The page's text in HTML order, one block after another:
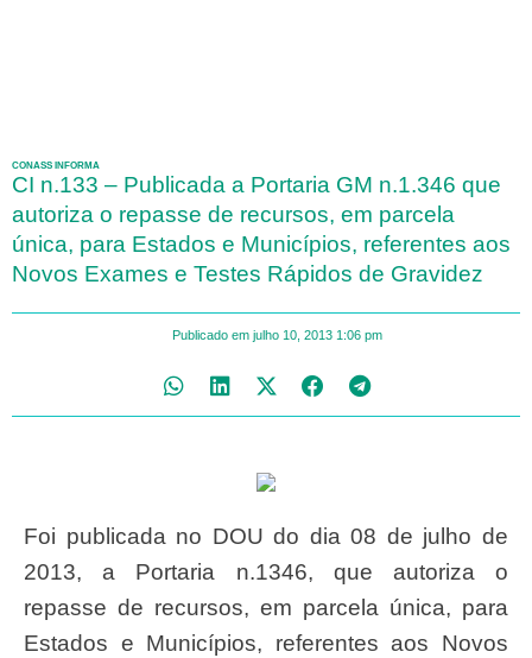
CONASS INFORMA
CI n.133 – Publicada a Portaria GM n.1.346 que
autoriza o repasse de recursos, em parcela
única, para Estados e Municípios, referentes aos
Novos Exames e Testes Rápidos de Gravidez
Publicado em julho 10, 2013 1:06 pm
Foi publicada no DOU do dia 08 de julho de
2013, a Portaria n.1346, que autoriza o
repasse de recursos, em parcela única, para
Estados e Municípios, referentes aos Novos